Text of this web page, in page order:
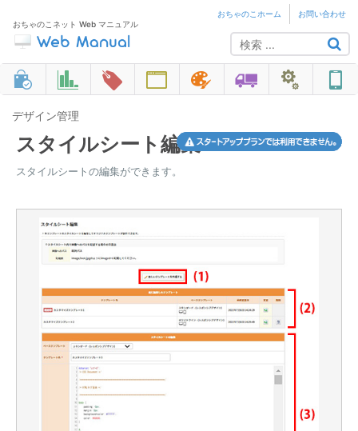
おちゃのこネット Web マニュアル
おちゃのこホーム お問い合わせ
デザイン管理
スタイルシート編集
スタイルシートの編集ができます。